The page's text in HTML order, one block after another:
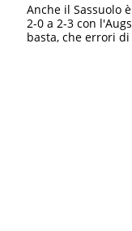
Anche il Sassuolo
2-0 a 2-3 con
basta, che errori